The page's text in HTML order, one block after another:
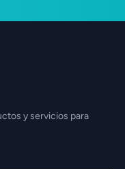
y servicios para